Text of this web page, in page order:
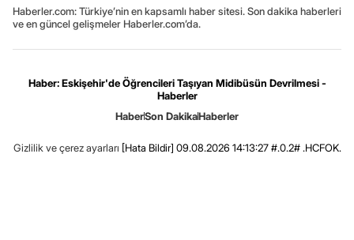
Haberler.com: Türkiye’nin en kapsamlı haber sitesi. Son dakika haberleri
ve en güncel gelişmeler Haberler.com’da.
Haber: Eskişehir'de Öğrencileri Taşıyan Midibüsün Devrilmesi -
Haberler
HaberSon DakikaHaberler
Gizlilik ve çerez ayarları [Hata Bildir] 09.08.2026 14:13:27 #.0.2# .HCFOK.